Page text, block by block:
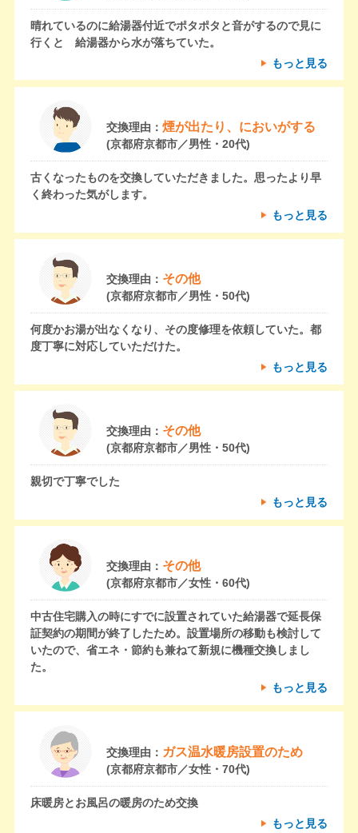
晴れているのに給湯器付近でポタポタと音がするので見に
行くと 給湯器から水が落ちていた。
もっと見る
交換理由： 煙が出たり、においがする
(京都府京都市／男性・20代)
古くなったものを交換していただきました。思ったより早
く終わった気がします。
もっと見る
交換理由： その他
(京都府京都市／男性・50代)
何度かお湯が出なくなり、その度修理を依頼していた。都
度丁寧に対応していただけた。
もっと見る
交換理由： その他
(京都府京都市／男性・50代)
親切で丁寧でした
もっと見る
交換理由： その他
(京都府京都市／女性・60代)
中古住宅購入の時にすでに設置されていた給湯器で延長保
証契約の期間が終了したため。設置場所の移動も検討して
いたので、省エネ・節約も兼ねて新規に機種交換しまし
た。
もっと見る
交換理由： ガス温水暖房設置のため
(京都府京都市／女性・70代)
床暖房とお風呂の暖房のため交換
もっと見る